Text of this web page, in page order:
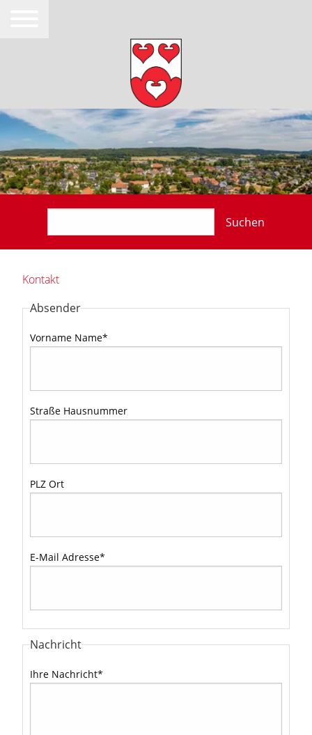
Suchen
Kontakt
Absender
Vorname Name*
Straße Hausnummer
PLZ Ort
E-Mail Adresse*
Nachricht
Ihre Nachricht*